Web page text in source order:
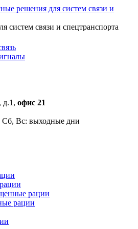
систем связи и спецтранспорта
д.1, офис 21
Вс: выходные дни
рации
рации